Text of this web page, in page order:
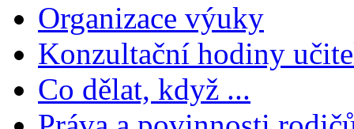
Organizace výuky
Konzultační hodiny
Co dělat, když ...